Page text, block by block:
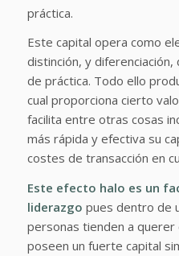
práctica.
Este capital opera como
distinción, y
de práctica. Todo ello
cual proporciona cierto
facilita entre otras cosas
más rápida y efectiva su
costes de transacción en
Este efecto halo es un
liderazgo pues dentro de
personas tienden a
poseen un fuerte capital